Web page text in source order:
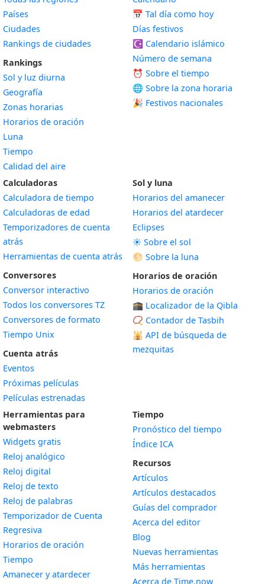
Países
Ciudades
Rankings de ciudades
Rankings
Sol y luz diurna
Geografía
Zonas horarias
Horarios de oración
Luna
Tiempo
Calidad del aire
📅 Tal día como hoy
Días festivos
☪️ Calendario islámico
Número de semana
⏰ Sobre el tiempo
🌐 Sobre la zona horaria
🎉 Festivos nacionales
Calculadoras
Calculadora de tiempo
Calculadoras de edad
Temporizadores de cuenta
atrás
Herramientas de cuenta atrás
Conversores
Conversor interactivo
Todos los conversores TZ
Conversores de formato
Tiempo Unix
Cuenta atrás
Eventos
Próximas películas
Películas estrenadas
Sol y luna
Horarios del amanecer
Horarios del atardecer
Eclipses
☀️ Sobre el sol
🌕 Sobre la luna
Horarios de oración
Horarios de oración
🕋 Localizador de la Qibla
📿 Contador de Tasbih
🕌 API de búsqueda de
mezquitas
Herramientas para
webmasters
Widgets gratis
Reloj analógico
Reloj digital
Reloj de texto
Reloj de palabras
Temporizador de Cuenta
Regresiva
Horarios de oración
Tiempo
Amanecer y atardecerWidget
Tiempo
Pronóstico del tiempo
Índice ICA
Recursos
Artículos
Artículos destacados
Guías del comprador
Acerca del editor
Blog
Nuevas herramientas
Más herramientas
Acerca de Time.now